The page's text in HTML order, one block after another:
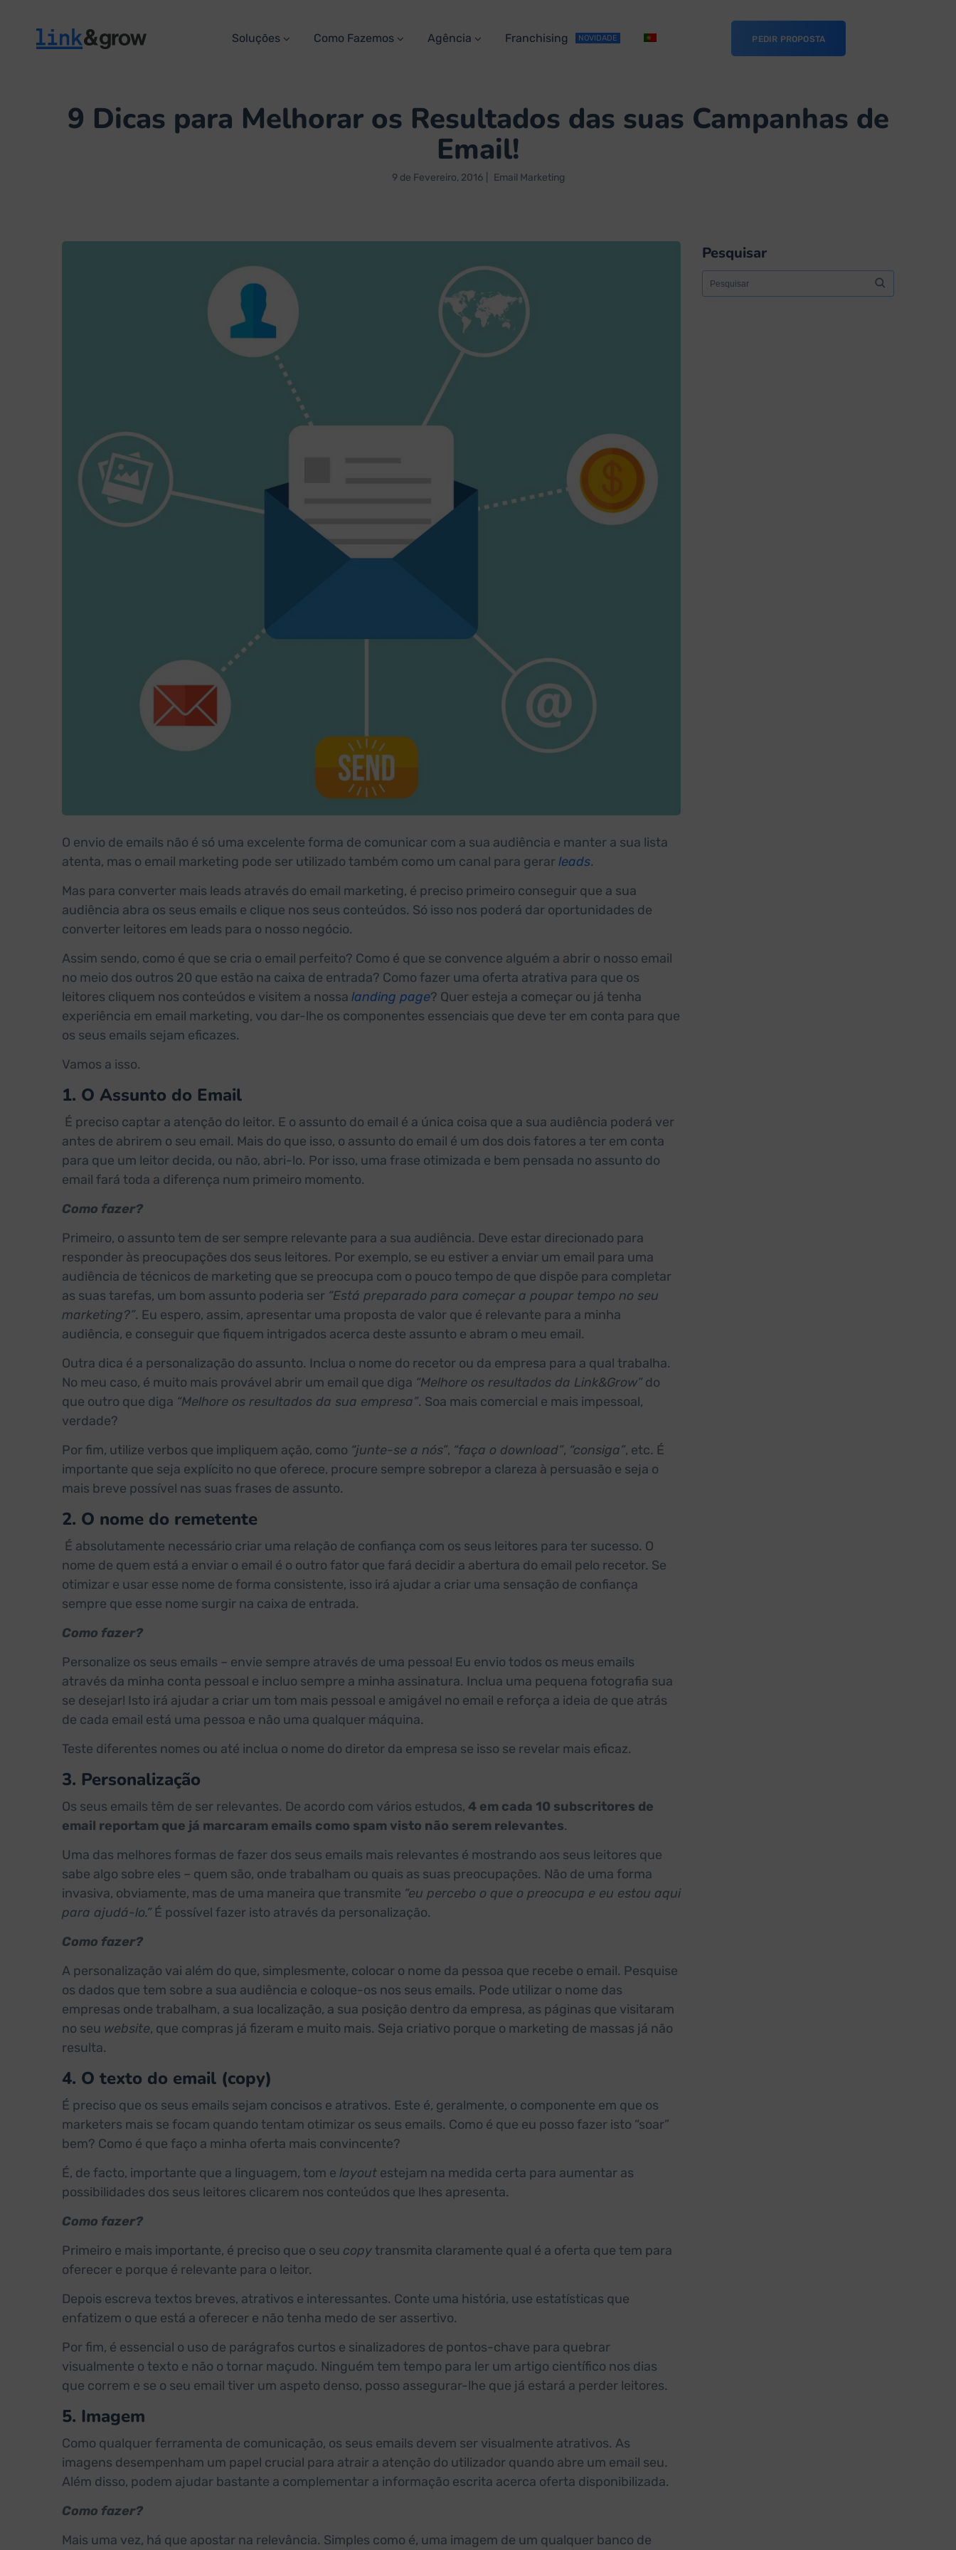
Soluções Como Fazemos Agência Franchising NOVIDADE PEDIR PROPOSTA
9 Dicas para Melhorar os Resultados das suas Campanhas de
Email!
9 de Fevereiro, 2016 Email Marketing
O envio de emails não é só uma excelente forma de comunicar com a sua audiência e manter a sua lista
atenta, mas o email marketing pode ser utilizado também como um canal para gerarleads.
Mas para converter mais leads através do email marketing, é preciso primeiro conseguir que a sua
audiência abra os seus emails e clique nos seus conteúdos. Só isso nos poderá dar oportunidades de
converter leitores em leads para o nosso negócio.
Assim sendo, como é que se cria o email perfeito? Como é que se convence alguém a abrir o nosso email
no meio dos outros 20 que estão na caixa de entrada? Como fazer uma oferta atrativa para que os
leitores cliquem nos conteúdos e visitem a nossa landing page? Quer esteja a começar ou já tenha
experiência em email marketing, vou dar-lhe os componentes essenciais que deve ter em conta para que
os seus emails sejam eficazes.
Vamos a isso.
1. O Assunto do Email
É preciso captar a atenção do leitor. E o assunto do email é a única coisa que a sua audiência poderá ver
antes de abrirem o seu email. Mais do que isso, o assunto do email é um dos dois fatores a ter em conta
para que um leitor decida, ou não, abri-lo. Por isso, uma frase otimizada e bem pensada no assunto do
email fará toda a diferença num primeiro momento.
Como fazer?
Primeiro, o assunto tem de ser sempre relevante para a sua audiência. Deve estar direcionado para
responder às preocupações dos seus leitores. Por exemplo, se eu estiver a enviar um email para uma
audiência de técnicos de marketing que se preocupa com o pouco tempo de que dispõe para completar
as suas tarefas, um bom assunto poderia ser “Está preparado para começar a poupar tempo no seu
marketing?”. Eu espero, assim, apresentar uma proposta de valor que é relevante para a minha
audiência, e conseguir que fiquem intrigados acerca deste assunto e abram o meu email.
Outra dica é a personalização do assunto. Inclua o nome do recetor ou da empresa para a qual trabalha.
No meu caso, é muito mais provável abrir um email que diga “Melhore os resultados da Link&Grow”do
que outro que diga “Melhore os resultados da sua empresa”. Soa mais comercial e mais impessoal,
verdade?
Por fim, utilize verbos que impliquem ação, como “junte-se a nós”, “faça o download”, “consiga”, etc. É
importante que seja explícito no que oferece, procure sempre sobrepor a clareza à persuasão e seja o
mais breve possível nas suas frases de assunto.
2. O nome do remetente
É absolutamente necessário criar uma relação de confiança com os seus leitores para ter sucesso. O
nome de quem está a enviar o email é o outro fator que fará decidir a abertura do email pelo recetor. Se
otimizar e usar esse nome de forma consistente, isso irá ajudar a criar uma sensação de confiança
sempre que esse nome surgir na caixa de entrada.
Como fazer?
Personalize os seus emails – envie sempre através de uma pessoa! Eu envio todos os meus emails
através da minha conta pessoal e incluo sempre a minha assinatura. Inclua uma pequena fotografia sua
se desejar! Isto irá ajudar a criar um tom mais pessoal e amigável no email e reforça a ideia de que atrás
de cada email está uma pessoa e não uma qualquer máquina.
Teste diferentes nomes ou até inclua o nome do diretor da empresa se isso se revelar mais eficaz.
3. Personalização
Os seus emails têm de ser relevantes. De acordo com vários estudos, 4 em cada 10 subscritores de
email reportam que já marcaram emails como spam visto não serem relevantes.
Uma das melhores formas de fazer dos seus emails mais relevantes é mostrando aos seus leitores que
sabe algo sobre eles – quem são, onde trabalham ou quais as suas preocupações. Não de uma forma
invasiva, obviamente, mas de uma maneira que transmite “eu percebo o que o preocupa e eu estou aqui
para ajudá-lo.”É possível fazer isto através da personalização.
Como fazer?
A personalização vai além do que, simplesmente, colocar o nome da pessoa que recebe o email. Pesquise
os dados que tem sobre a sua audiência e coloque-os nos seus emails. Pode utilizar o nome das
empresas onde trabalham, a sua localização, a sua posição dentro da empresa, as páginas que visitaram
no seu website, que compras já fizeram e muito mais. Seja criativo porque o marketing de massas já não
resulta.
4. O texto do email (copy)
É preciso que os seus emails sejam concisos e atrativos. Este é, geralmente, o componente em que os
marketers mais se focam quando tentam otimizar os seus emails. Como é que eu posso fazer isto “soar”
bem? Como é que faço a minha oferta mais convincente?
É, de facto, importante que a linguagem, tom e layout estejam na medida certa para aumentar as
possibilidades dos seus leitores clicarem nos conteúdos que lhes apresenta.
Como fazer?
Primeiro e mais importante, é preciso que o seu copytransmita claramente qual é a oferta que tem para
oferecer e porque é relevante para o leitor.
Depois escreva textos breves, atrativos e interessantes. Conte uma história, use estatísticas que
enfatizem o que está a oferecer e não tenha medo de ser assertivo.
Por fim, é essencial o uso de parágrafos curtos e sinalizadores de pontos-chave para quebrar
visualmente o texto e não o tornar maçudo. Ninguém tem tempo para ler um artigo científico nos dias
que correm e se o seu email tiver um aspeto denso, posso assegurar-lhe que já estará a perder leitores.
5. Imagem
Como qualquer ferramenta de comunicação, os seus emails devem ser visualmente atrativos. As
imagens desempenham um papel crucial para atrair a atenção do utilizador quando abre um email seu.
Além disso, podem ajudar bastante a complementar a informação escrita acerca oferta disponibilizada.
Como fazer?
Mais uma vez, há que apostar na relevância. Simples como é, uma imagem de um qualquer banco de
Pesquisar